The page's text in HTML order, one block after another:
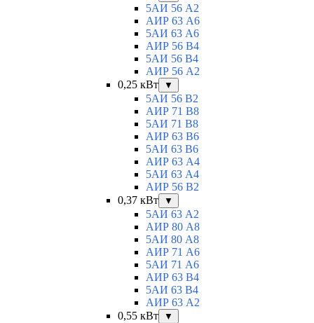
5АИ 56 A2
АИР 63 А6
5АИ 63 A6
АИР 56 В4
5АИ 56 В4
АИР 56 А2
0,25 кВт
▼
5АИ 56 B2
АИР 71 В8
5АИ 71 B8
АИР 63 B6
5АИ 63 B6
АИР 63 А4
5АИ 63 A4
АИР 56 В2
0,37 кВт
▼
5АИ 63 A2
АИР 80 А8
5АИ 80 A8
АИР 71 А6
5АИ 71 A6
АИР 63 B4
5АИ 63 B4
АИР 63 А2
0,55 кВт
▼